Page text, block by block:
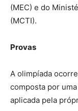
(MEC) e do
(MCTI).
Provas
A olimpíada
composta por
aplicada pela